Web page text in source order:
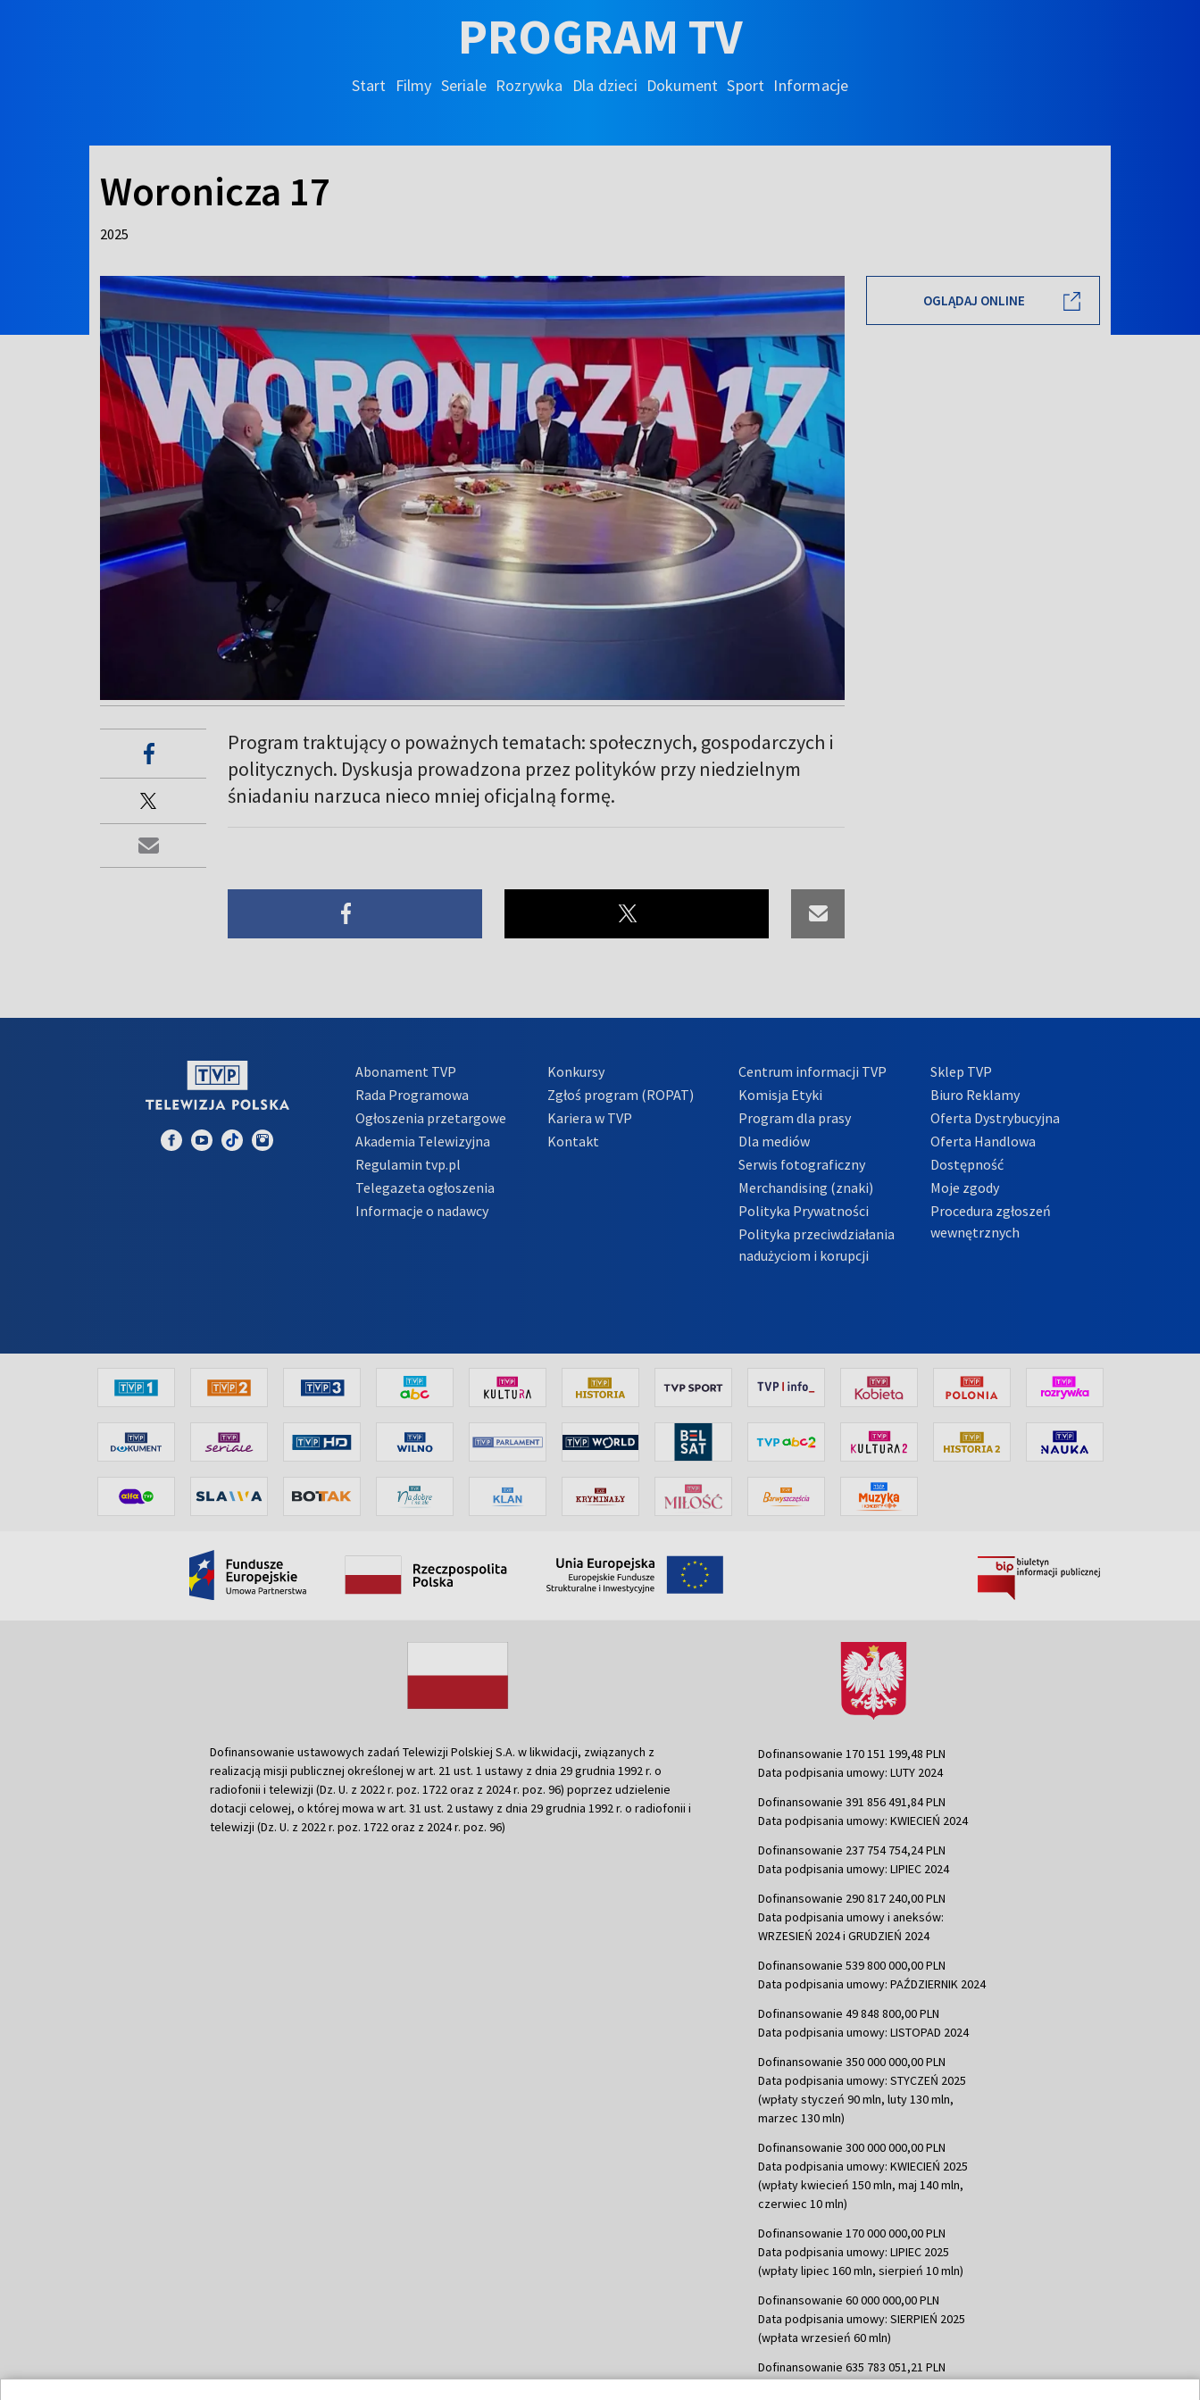
PROGRAM TV
Start Filmy Seriale Rozrywka Dla dzieci Dokument Sport Informacje
Woronicza 17
2025
Program traktujący o poważnych tematach: społecznych, gospodarczych i
politycznych. Dyskusja prowadzona przez polityków przy niedzielnym
śniadaniu narzuca nieco mniej oficjalną formę.
OGLĄDAJ ONLINE
Abonament TVP
Rada Programowa
Ogłoszenia przetargowe
Akademia Telewizyjna
Regulamin tvp.pl
Telegazeta ogłoszenia
Informacje o nadawcy
Konkursy
Zgłoś program (ROPAT)
Kariera w TVP
Kontakt
Centrum informacji TVP
Komisja Etyki
Program dla prasy
Dla mediów
Serwis fotograficzny
Merchandising (znaki)
Polityka Prywatności
Polityka przeciwdziałania
nadużyciom i korupcji
Sklep TVP
Biuro Reklamy
Oferta Dystrybucyjna
Oferta Handlowa
Dostępność
Moje zgody
Procedura zgłoszeń
wewnętrznych
Dofinansowanie ustawowych zadań Telewizji Polskiej S.A. w likwidacji, związanych z
realizacją misji publicznej określonej w art. 21 ust. 1 ustawy z dnia 29 grudnia 1992 r. o
radiofonii i telewizji (Dz. U. z 2022 r. poz. 1722 oraz z 2024 r. poz. 96) poprzez udzielenie
dotacji celowej, o której mowa w art. 31 ust. 2 ustawy z dnia 29 grudnia 1992 r. o radiofonii i
telewizji (Dz. U. z 2022 r. poz. 1722 oraz z 2024 r. poz. 96)
Dofinansowanie 170 151 199,48 PLN
Data podpisania umowy: LUTY 2024
Dofinansowanie 391 856 491,84 PLN
Data podpisania umowy: KWIECIEŃ 2024
Dofinansowanie 237 754 754,24 PLN
Data podpisania umowy: LIPIEC 2024
Dofinansowanie 290 817 240,00 PLN
Data podpisania umowy i aneksów:
WRZESIEŃ 2024 i GRUDZIEŃ 2024
Dofinansowanie 539 800 000,00 PLN
Data podpisania umowy: PAŹDZIERNIK 2024
Dofinansowanie 49 848 800,00 PLN
Data podpisania umowy: LISTOPAD 2024
Dofinansowanie 350 000 000,00 PLN
Data podpisania umowy: STYCZEŃ 2025
(wpłaty styczeń 90 mln, luty 130 mln,
marzec 130 mln)
Dofinansowanie 300 000 000,00 PLN
Data podpisania umowy: KWIECIEŃ 2025
(wpłaty kwiecień 150 mln, maj 140 mln,
czerwiec 10 mln)
Dofinansowanie 170 000 000,00 PLN
Data podpisania umowy: LIPIEC 2025
(wpłaty lipiec 160 mln, sierpień 10 mln)
Dofinansowanie 60 000 000,00 PLN
Data podpisania umowy: SIERPIEŃ 2025
(wpłata wrzesień 60 mln)
Dofinansowanie 635 783 051,21 PLN